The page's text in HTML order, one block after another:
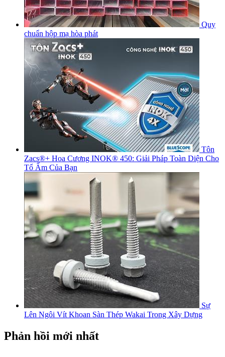
Quy
chuẩn hộp mạ hòa phát
Tôn
Zacs®+ Hoa Cương INOK® 450: Giải Pháp Toàn Diện Cho
Tổ Ấm Của Bạn
Sự
Lên Ngôi Vít Khoan Sàn Thép Wakai Trong Xây Dựng
Phản hồi mới nhất